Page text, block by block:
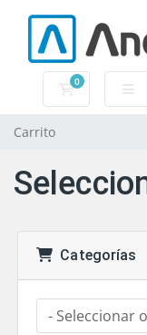
0
Carrito
Carrito
Categorías